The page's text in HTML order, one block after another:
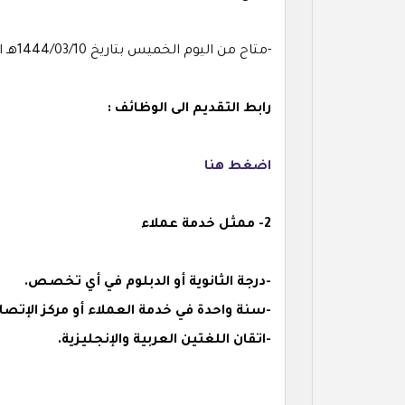
-متاح من اليوم الخميس بتاريخ 1444/03/10هـ الموافق 2022/10/06م
رابط التقديم الى الوظائف :
اضغط هنا
2- ممثل خدمة عملاء
-درجة الثانوية أو الدبلوم في أي تخصص.
-سنة واحدة في خدمة العملاء أو مركز
-اتقان اللغتين العربية والإنجليزية.